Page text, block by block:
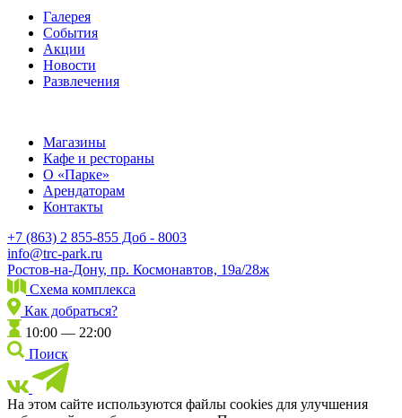
Галерея
События
Акции
Новости
Развлечения
Магазины
Кафе и рестораны
О «Парке»
Арендаторам
Контакты
+7 (863) 2 855-855 Доб - 8003
info@trc-park.ru
Ростов-на-Дону, пр. Космонавтов, 19а/28ж
Схема комплекса
Как добраться?
10:00 — 22:00
Поиск
На этом сайте используются файлы cookies для улучшения